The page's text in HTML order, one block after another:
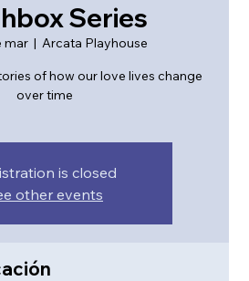
Series
mar
  |
Arcata Playhouse
of how our love lives change
over time
is closed
other events